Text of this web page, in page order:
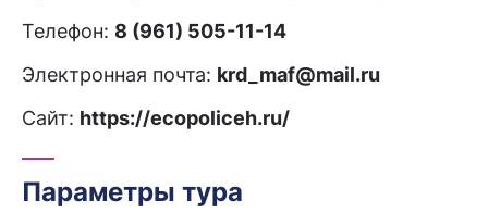
Телефон: 8 (961) 505-11-14
Электронная почта: krd_maf@mail.ru
Сайт: https://ecopoliceh.ru/
Параметры тура